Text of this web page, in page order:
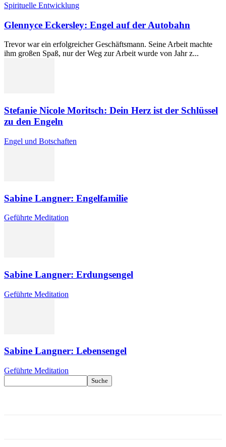
Spirituelle Entwicklung
Glennyce Eckersley: Engel auf der Autobahn
Trevor war ein erfolgreicher Geschäftsmann. Seine Arbeit machte
ihm großen Spaß, nur der Weg zur Arbeit wurde von Jahr z...
Stefanie Nicole Moritsch: Dein Herz ist der Schlüssel
zu den Engeln
Engel und Botschaften
Sabine Langner: Engelfamilie
Geführte Meditation
Sabine Langner: Erdungsengel
Geführte Meditation
Sabine Langner: Lebensengel
Geführte Meditation